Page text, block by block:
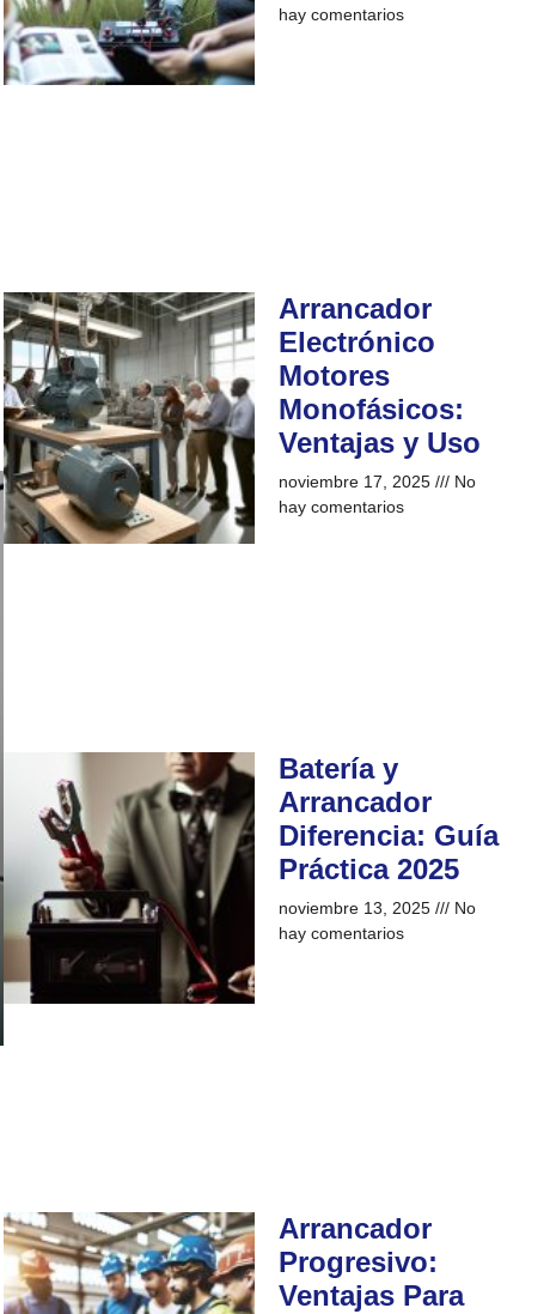
hay comentarios
Arrancador
Electrónico
Motores
Monofásicos:
Ventajas y Uso
noviembre 17, 2025
No
hay comentarios
Batería y
Arrancador
Diferencia: Guía
Práctica 2025
noviembre 13, 2025
No
hay comentarios
Arrancador
Progresivo:
Ventajas Para